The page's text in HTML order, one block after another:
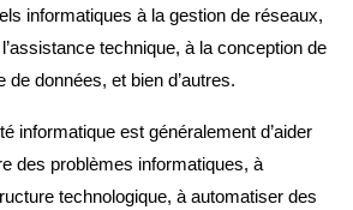
informatiques à la gestion de réseaux,
technique, à la conception de
de données, et bien d’autres.
informatique est généralement d’aider
des problèmes informatiques, à
technologique, à automatiser des